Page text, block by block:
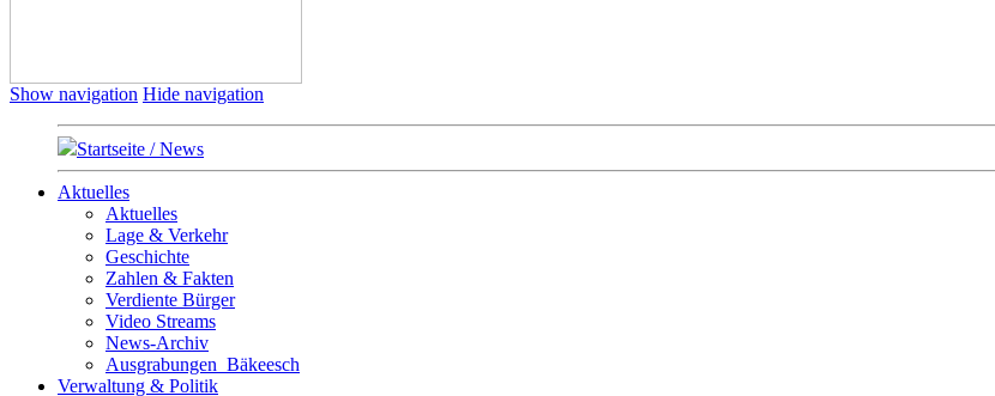
Show navigation Hide navigation
Startseite / News
Aktuelles
Aktuelles
Lage & Verkehr
Geschichte
Zahlen & Fakten
Verdiente Bürger
Video Streams
News-Archiv
Ausgrabungen_Bäkeesch
Verwaltung & Politik